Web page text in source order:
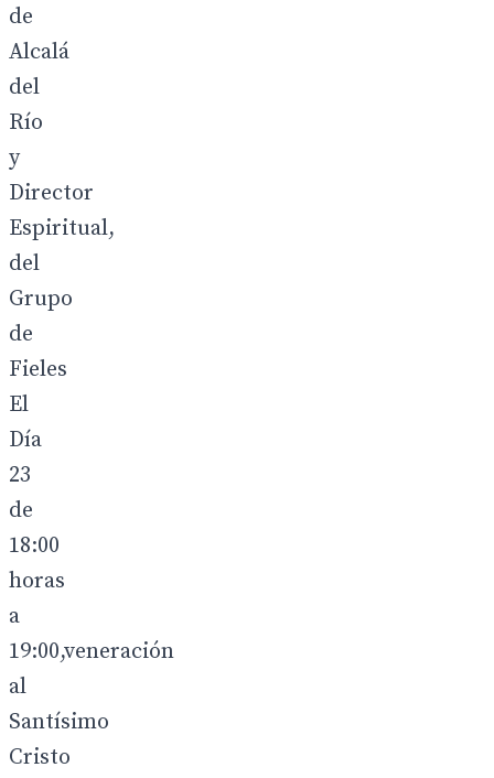
de
Alcalá
del
Río
y
Director
Espiritual,
del
Grupo
de
Fieles
El
Día
23
de
18:00
horas
a
19:00,veneración
al
Santísimo
Cristo